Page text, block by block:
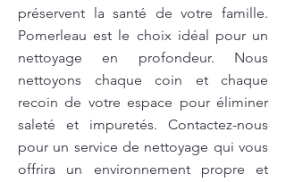
préservent la santé de votre famille.
Pomerleau est le choix idéal pour un
nettoyage en profondeur. Nous
nettoyons chaque coin et chaque
recoin de votre espace pour éliminer
saleté et impuretés. Contactez-nous
pour un service de nettoyage qui vous
offrira un environnement propre et